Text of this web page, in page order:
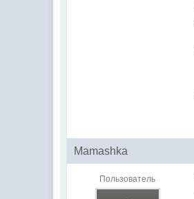
Mamashka
Пользователь